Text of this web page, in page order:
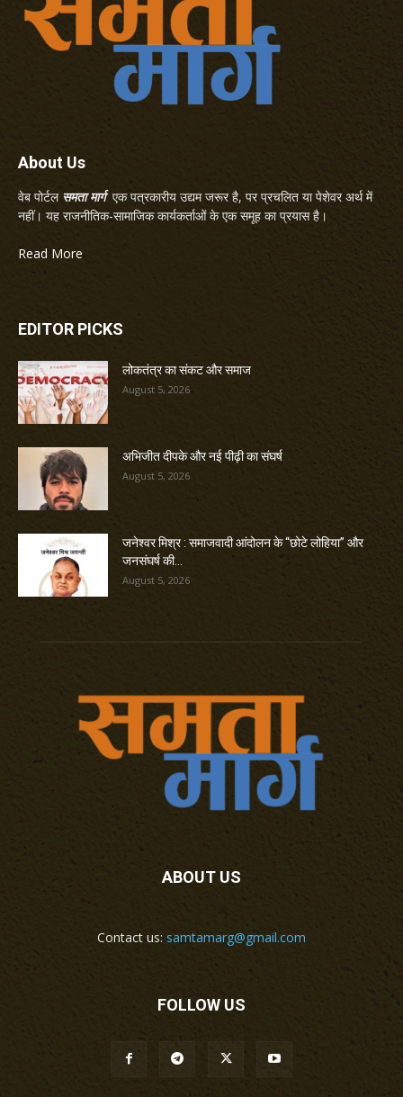
About Us
वेब पोर्टल समता मार्गएक पत्रकारीय उद्यम जरूर है, पर प्रचलित या पेशेवर अर्थ में
नहीं। यह राजनीतिक-सामाजिक कार्यकर्ताओं के एक समूह का प्रयास है।
Read More
EDITOR PICKS
लोकतंत्र का संकट और समाज
August 5, 2026
अभिजीत दीपके और नई पीढ़ी का संघर्ष
August 5, 2026
जनेश्वर मिश्र : समाजवादी आंदोलन के “छोटे लोहिया” और
जनसंघर्ष की...
August 5, 2026
ABOUT US
Contact us: samtamarg@gmail.com
FOLLOW US